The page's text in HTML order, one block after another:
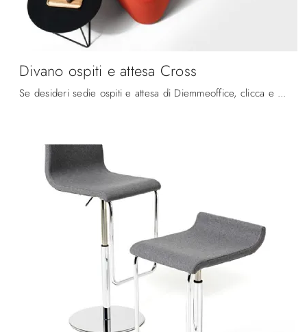
Divano ospiti e attesa Cross
Se desideri sedie ospiti e attesa di Diemmeoffice, clicca e scopri di più sul modello Divano ospiti e attesa Cross in tessuto per uffici operativi e ...